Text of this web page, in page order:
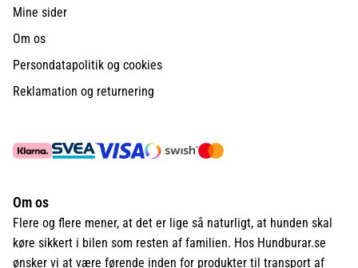
Mine sider
Om os
Persondatapolitik og cookies
Reklamation og returnering
Om os
Flere og flere mener, at det er lige så naturligt, at hunden skal
køre sikkert i bilen som resten af familien. Hos Hundburar.se
ønsker vi at være førende inden for produkter til transport af